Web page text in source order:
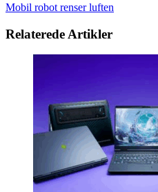
Mobil robot renser luften
Relaterede Artikler